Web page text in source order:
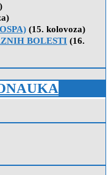
(15. kolovoza)
BOLESTI (16.